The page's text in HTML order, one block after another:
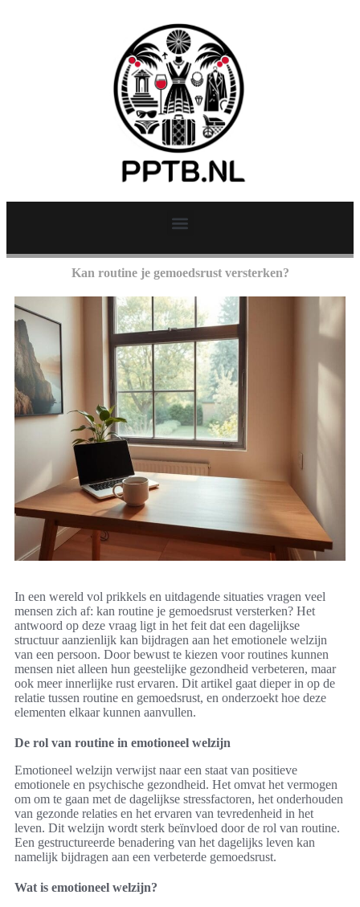
Kan routine je gemoedsrust versterken?
In een wereld vol prikkels en uitdagende situaties vragen veel
mensen zich af: kan routine je gemoedsrust versterken? Het
antwoord op deze vraag ligt in het feit dat een dagelijkse
structuur aanzienlijk kan bijdragen aan het emotionele welzijn
van een persoon. Door bewust te kiezen voor routines kunnen
mensen niet alleen hun geestelijke gezondheid verbeteren, maar
ook meer innerlijke rust ervaren. Dit artikel gaat dieper in op de
relatie tussen routine en gemoedsrust, en onderzoekt hoe deze
elementen elkaar kunnen aanvullen.
De rol van routine in emotioneel welzijn
Emotioneel welzijn verwijst naar een staat van positieve
emotionele en psychische gezondheid. Het omvat het vermogen
om om te gaan met de dagelijkse stressfactoren, het onderhouden
van gezonde relaties en het ervaren van tevredenheid in het
leven. Dit welzijn wordt sterk beïnvloed door de rol van routine.
Een gestructureerde benadering van het dagelijks leven kan
namelijk bijdragen aan een verbeterde gemoedsrust.
Wat is emotioneel welzijn?